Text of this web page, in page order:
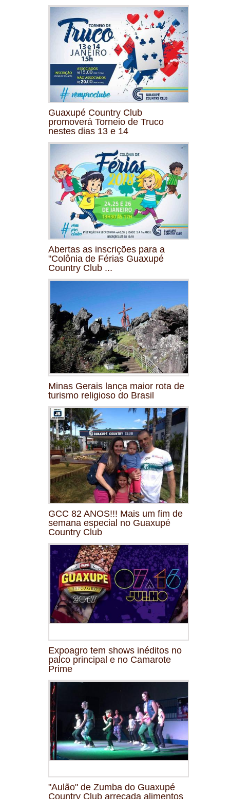
Guaxupé Country Club
promoverá Torneio de Truco
nestes dias 13 e 14
Abertas as inscrições para a
"Colônia de Férias Guaxupé
Country Club ...
Minas Gerais lança maior rota de
turismo religioso do Brasil
GCC 82 ANOS!!! Mais um fim de
semana especial no Guaxupé
Country Club
Expoagro tem shows inéditos no
palco principal e no Camarote
Prime
"Aulão" de Zumba do Guaxupé
Country Club arrecada alimentos